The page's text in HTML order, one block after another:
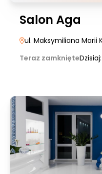
Salon Aga
ul. Maksymiliana Marii
Teraz zamknięteDzisiaj: